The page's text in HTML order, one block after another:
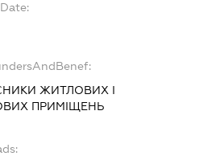
ЖИТЛОВИХ І
ПРИМІЩЕНЬ